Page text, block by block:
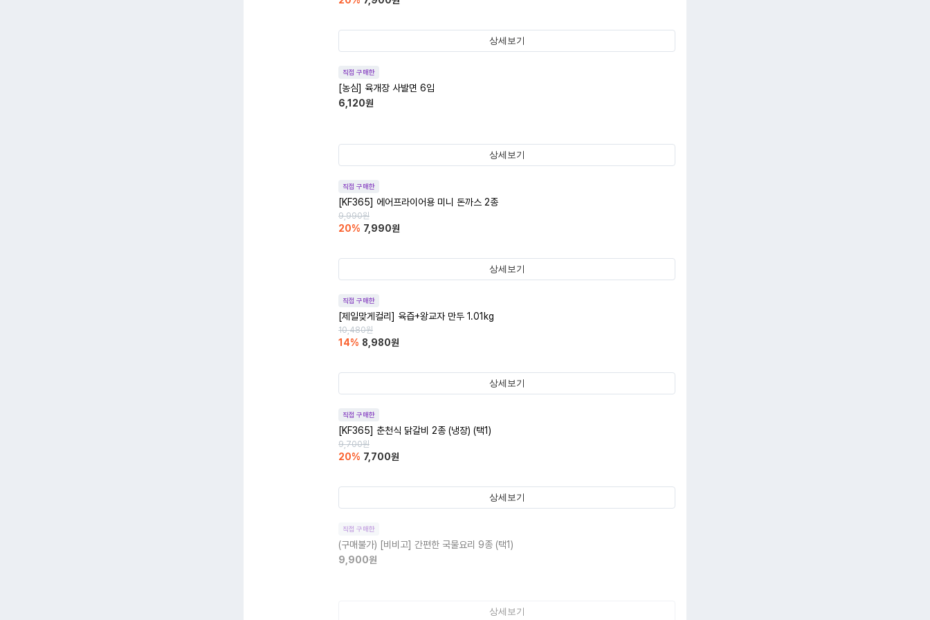
상세보기
직접 구매한
[농심] 육개장 사발면 6입
6,120원
상세보기
직접 구매한
[KF365] 에어프라이어용 미니 돈까스 2종
9,990원
20% 7,990원
상세보기
직접 구매한
[제일맞게컬리] 육즙+왕교자 만두 1.01kg
10,480원
14% 8,980원
상세보기
직접 구매한
[KF365] 춘천식 닭갈비 2종 (냉장) (택1)
9,700원
20% 7,700원
상세보기
직접 구매한
(구매불가) [비비고] 간편한 국물요리 9종 (택1)
9,900원
상세보기